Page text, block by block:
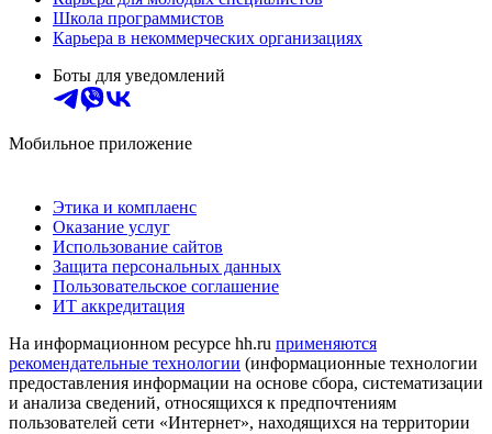
Школа программистов
Карьера в некоммерческих организациях
Боты для уведомлений
Мобильное приложение
Этика и комплаенс
Оказание услуг
Использование сайтов
Защита персональных данных
Пользовательское соглашение
ИТ аккредитация
На информационном ресурсе hh.ru применяются
рекомендательные технологии (информационные технологии
предоставления информации на основе сбора, систематизации
и анализа сведений, относящихся к предпочтениям
пользователей сети «Интернет», находящихся на территории